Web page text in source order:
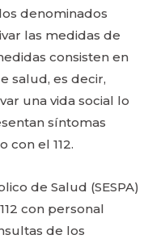
denominados
las medidas de
consisten en
salud, es decir,
una vida social lo
síntomas
con el 112.
de Salud (SESPA)
con personal
de los